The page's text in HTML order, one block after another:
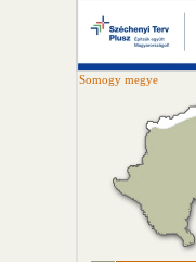
Somogy megye